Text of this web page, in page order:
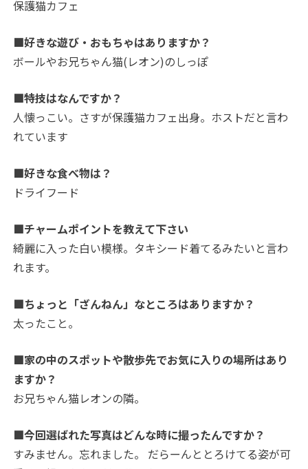
保護猫カフェ
■好きな遊び・おもちゃはありますか？
ボールやお兄ちゃん猫(レオン)のしっぽ
■特技はなんですか？
人懐っこい。さすが保護猫カフェ出身。ホストだと言わ
れています
■好きな食べ物は？
ドライフード
■チャームポイントを教えて下さい
綺麗に入った白い模様。タキシード着てるみたいと言わ
れます。
■ちょっと「ざんねん」なところはありますか？
太ったこと。
■家の中のスポットや散歩先でお気に入りの場所はあり
ますか？
お兄ちゃん猫レオンの隣。
■今回選ばれた写真はどんな時に撮ったんですか？
すみません。忘れました。 だらーんととろけてる姿が可